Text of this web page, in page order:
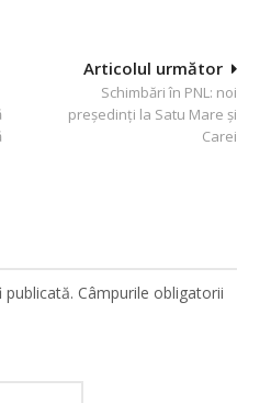
Articolul următor
Schimbări în PNL: noi
președinți la Satu Mare și
Carei
publicată. Câmpurile obligatorii